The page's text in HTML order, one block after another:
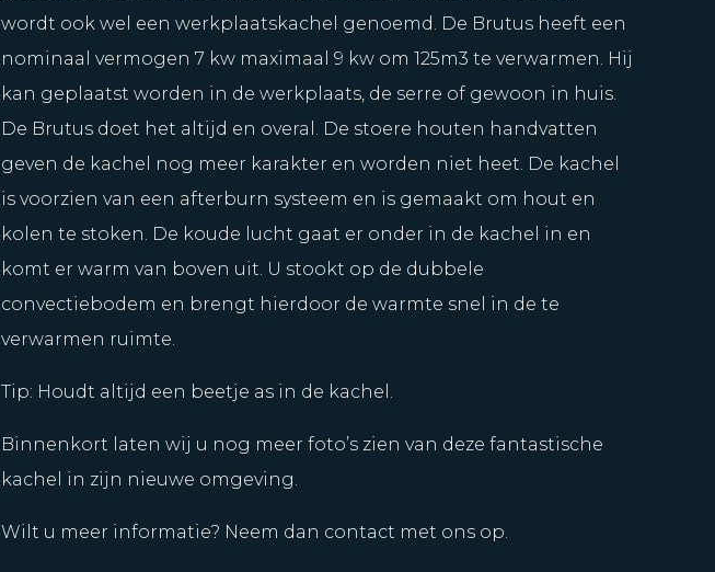
wordt ook wel een werkplaatskachel genoemd. De Brutus heeft een
nominaal vermogen 7 kw maximaal 9 kw om 125m3 te verwarmen. Hij
kan geplaatst worden in de werkplaats, de serre of gewoon in huis.
De Brutus doet het altijd en overal. De stoere houten handvatten
geven de kachel nog meer karakter en worden niet heet. De kachel
is voorzien van een afterburn systeem en is gemaakt om hout en
kolen te stoken. De koude lucht gaat er onder in de kachel in en
komt er warm van boven uit. U stookt op de dubbele
convectiebodem en brengt hierdoor de warmte snel in de te
verwarmen ruimte.
Tip: Houdt altijd een beetje as in de kachel.
Binnenkort laten wij u nog meer foto’s zien van deze fantastische
kachel in zijn nieuwe omgeving.
Wilt u meer informatie? Neem dan contact met ons op.